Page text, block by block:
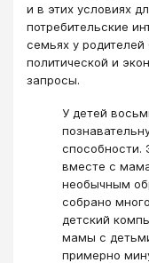
и в этих условиях
потребительские
семьях у
политической и
запросы.
У детей
способности.
вместе с
необычным
собрано
детский
мамы с
примерно